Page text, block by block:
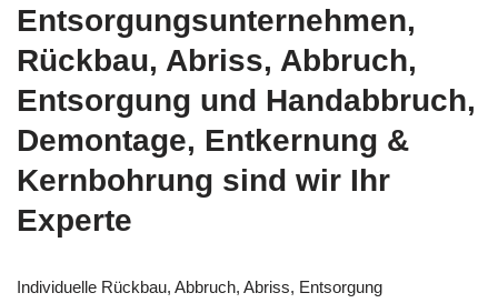
Entsorgungsunternehmen,
Rückbau, Abriss, Abbruch,
Entsorgung und Handabbruch,
Demontage, Entkernung &
Kernbohrung sind wir Ihr
Experte
Individuelle Rückbau, Abbruch, Abriss, Entsorgung